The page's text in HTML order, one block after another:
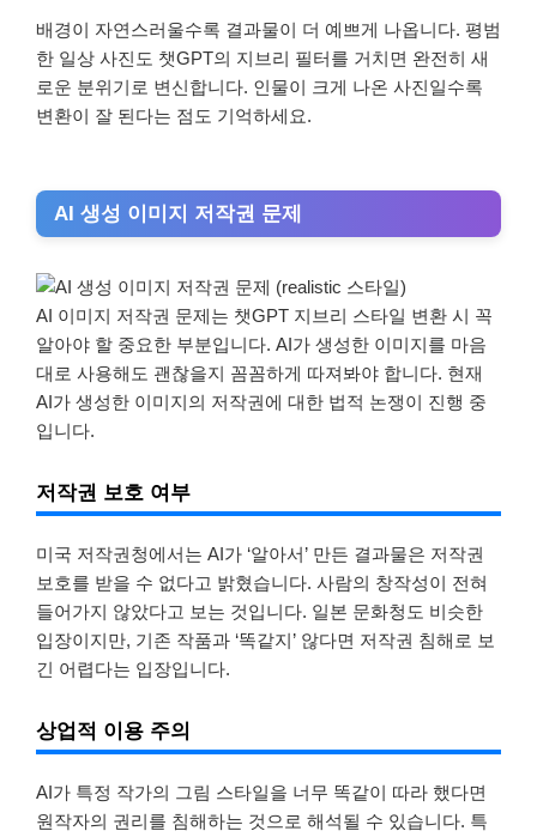
배경이 자연스러울수록 결과물이 더 예쁘게 나옵니다. 평범
한 일상 사진도 챗GPT의 지브리 필터를 거치면 완전히 새
로운 분위기로 변신합니다. 인물이 크게 나온 사진일수록
변환이 잘 된다는 점도 기억하세요.
AI 생성 이미지 저작권 문제
AI 이미지 저작권 문제는 챗GPT 지브리 스타일 변환 시 꼭
알아야 할 중요한 부분입니다. AI가 생성한 이미지를 마음
대로 사용해도 괜찮을지 꼼꼼하게 따져봐야 합니다. 현재
AI가 생성한 이미지의 저작권에 대한 법적 논쟁이 진행 중
입니다.
저작권 보호 여부
미국 저작권청에서는 AI가 ‘알아서’ 만든 결과물은 저작권
보호를 받을 수 없다고 밝혔습니다. 사람의 창작성이 전혀
들어가지 않았다고 보는 것입니다. 일본 문화청도 비슷한
입장이지만, 기존 작품과 ‘똑같지’ 않다면 저작권 침해로 보
긴 어렵다는 입장입니다.
상업적 이용 주의
AI가 특정 작가의 그림 스타일을 너무 똑같이 따라 했다면
원작자의 권리를 침해하는 것으로 해석될 수 있습니다. 특